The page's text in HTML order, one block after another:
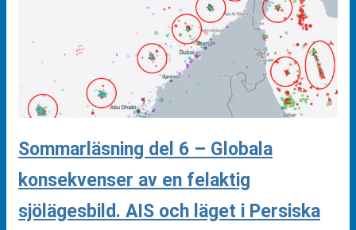
Sommarläsning del 6 – Globala
konsekvenser av en felaktig
sjölägesbild. AIS och läget i Persiska